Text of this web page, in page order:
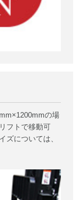
の場
フトで移動可
ズについては、